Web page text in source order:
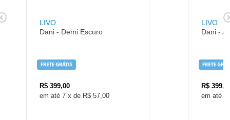
LIVO
Dani - Demi Escuro
R$ 399,00
7 x de R$ 57,00
LIVO
Dani -
R$